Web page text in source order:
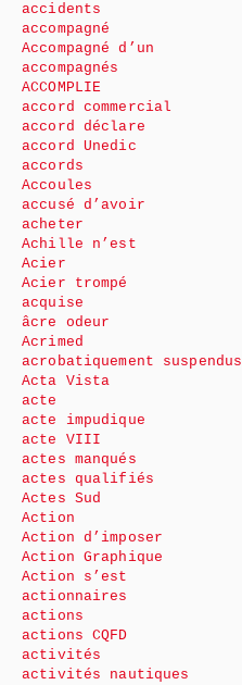
accidents
accompagné
Accompagné d’un
accompagnés
ACCOMPLIE
accord commercial
accord déclare
accord Unedic
accords
Accoules
accusé d’avoir
acheter
Achille n’est
Acier
Acier trompé
acquise
âcre odeur
Acrimed
acrobatiquement suspendus
Acta Vista
acte
acte impudique
acte VIII
actes manqués
actes qualifiés
Actes Sud
Action
Action d’imposer
Action Graphique
Action s’est
actionnaires
actions
actions CQFD
activités
activités nautiques